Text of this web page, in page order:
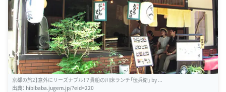
京都の旅2】意外にリーズナブル！？貴船の川床ランチ「伝兵衛」 by ...
出典： hibibaba.jugem.jp/?eid=220